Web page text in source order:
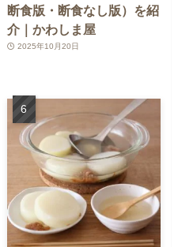
断食版・断食なし版）を紹
介｜かわしま屋
2025年10月20日